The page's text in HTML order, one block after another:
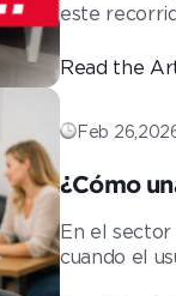
este
Read the
Feb
¿Cómo
En el sector
cuando el